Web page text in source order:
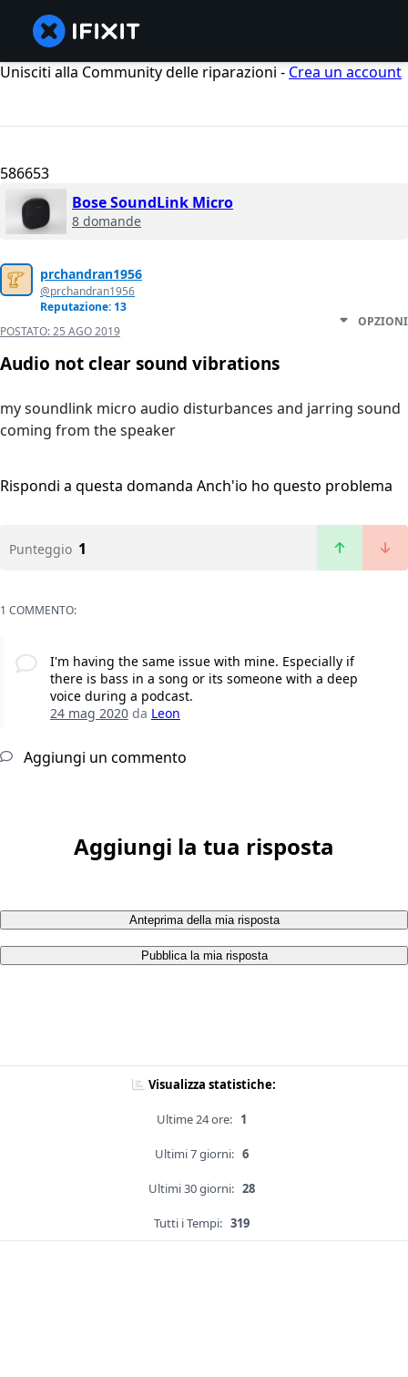
Unisciti alla Community delle riparazioni - Crea un account
586653
Bose SoundLink Micro
8 domande
prchandran1956
@prchandran1956
Reputazione: 13
POSTATO:25 AGO 2019
OPZIONI
Audio not clear sound vibrations
my soundlink micro audio disturbances and jarring sound
coming from the speaker
Rispondi a questa domanda Anch'io ho questo problema
Punteggio 1
1 COMMENTO:
I'm having the same issue with mine. Especially if
there is bass in a song or its someone with a deep
voice during a podcast.
24 mag 2020da Leon
Aggiungi un commento
Aggiungi la tua risposta
Anteprima della mia risposta
Pubblica la mia risposta
Visualizza statistiche:
Ultime 24 ore: 1
Ultimi 7 giorni: 6
Ultimi 30 giorni: 28
Tutti i Tempi: 319